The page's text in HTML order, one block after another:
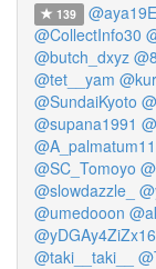
139 @aya19E
@CollectInfo30
@butch_dxyz
@tet__yam
@SundaiKyoto
@supana1991
@SC_Tomoyo
@slowdazzle_
@umedooon
@taki__taki__